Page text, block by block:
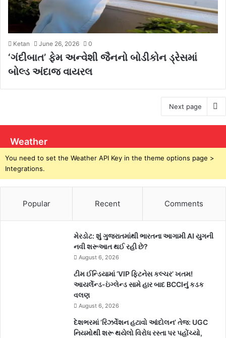
Ketan June 26, 2026 0
‘ગંદીબાત’ ફેમ અન્વેશી જૈનનો બોડીકોન ડ્રેસમાં
બોલ્ડ અંદાજ વાયરલ
Next page
Weather
You need to set the Weather API Key in the theme options page >
Integrations.
Popular Recent Comments
મેરડોટ: શું ગુજરાતમાંથી ભારતના આગામી AI યુગની
નવી શરૂઆત થઈ રહી છે?
August 6, 2026
ટીમ ઈન્ડિયામાં ‘VIP ફિટનેસ કલ્ચર’ ખતમ!
આયર્લેન્ડ-ઇંગ્લેન્ડ સામે હાર બાદ BCCIનું કડક
વલણ
August 6, 2026
દેશભરમાં ‘રિઝર્વેશન હટાવો આંદોલન’ તેજ: UGC
નિયમોથી શરૂ થયેલો વિરોધ રસ્તા પર પહોંચ્યો,